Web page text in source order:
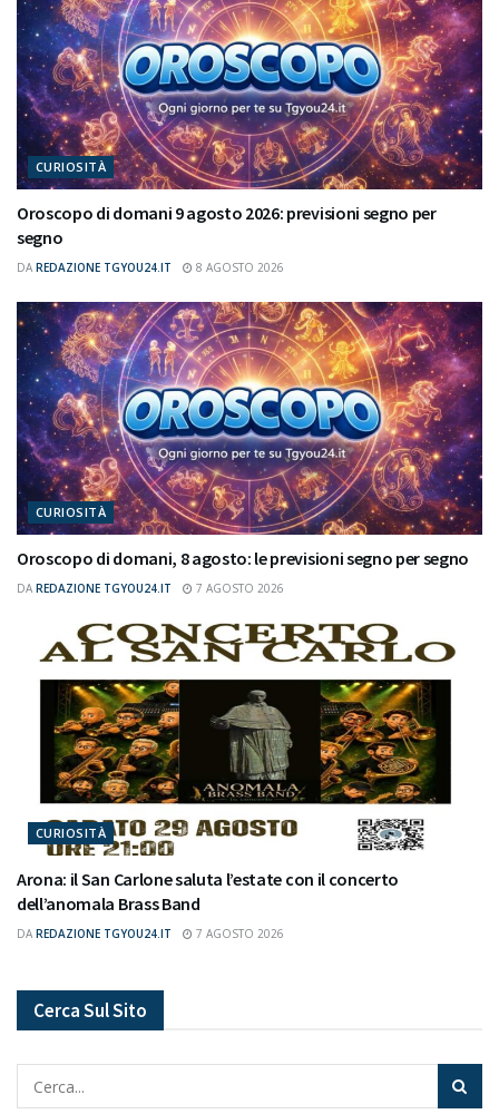
CURIOSITÀ
Oroscopo di domani 9 agosto 2026: previsioni segno per
segno
DA REDAZIONE TGYOU24.IT 8 AGOSTO 2026
CURIOSITÀ
Oroscopo di domani, 8 agosto: le previsioni segno per segno
DA REDAZIONE TGYOU24.IT 7 AGOSTO 2026
CURIOSITÀ
Arona: il San Carlone saluta l’estate con il concerto
dell’anomala Brass Band
DA REDAZIONE TGYOU24.IT 7 AGOSTO 2026
Cerca Sul Sito